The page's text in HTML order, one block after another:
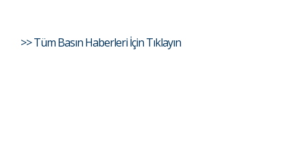
>> Tüm Basın Haberleri İçin Tıklayın